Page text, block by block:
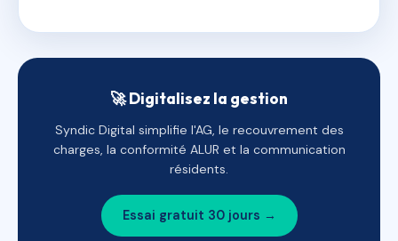
🚀 Digitalisez la gestion
Syndic Digital simplifie l'AG, le recouvrement des
charges, la conformité ALUR et la communication
résidents.
Essai gratuit 30 jours →